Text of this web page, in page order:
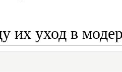
их уход в